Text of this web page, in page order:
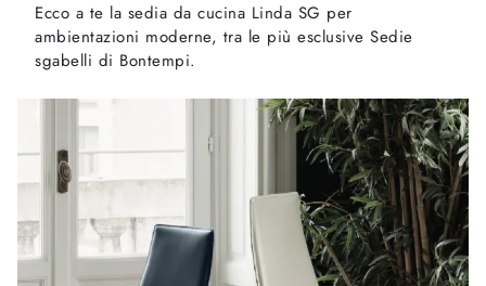
Ecco a te la sedia da cucina Linda SG per
ambientazioni moderne, tra le più esclusive Sedie
sgabelli di Bontempi.